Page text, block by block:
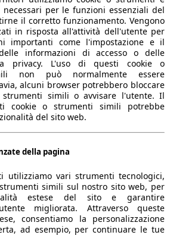
5
-
freni) -
freni)
1200 kg
375 - 1354 l
95 g/km (komb.)
3.8 l/100km
3.3 l/100km
3.5 l/100km
47 l
alcuna responsabilità per la correttezza
Torna su
per le funzioni essenziali del
il corretto funzionamento. Vengono
in risposta all'attività dell'utente per
importanti come l'impostazione e il
informazioni di accesso o delle
privacy. L'uso di questi cookie o
non può normalmente essere
alcuni browser potrebbero bloccare
simili o avvisare l'utente. Il
cookie o strumenti simili potrebbe
del sito web.
della pagina
utilizziamo vari strumenti tecnologici,
simili sul nostro sito web, per
estese del sito e garantire
migliorata. Attraverso queste
consentiamo la personalizzazione
ad esempio, per continuare le tue